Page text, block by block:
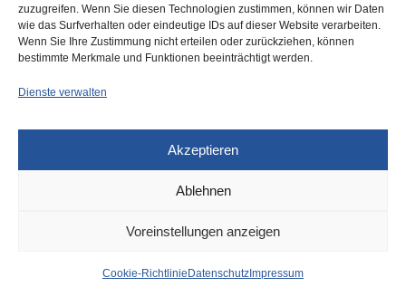
zuzugreifen. Wenn Sie diesen Technologien zustimmen, können wir Daten
wie das Surfverhalten oder eindeutige IDs auf dieser Website verarbeiten.
Wenn Sie Ihre Zustimmung nicht erteilen oder zurückziehen, können
bestimmte Merkmale und Funktionen beeinträchtigt werden.
Dienste verwalten
Akzeptieren
Ablehnen
Voreinstellungen anzeigen
Cookie-Richtlinie Datenschutz Impressum
IMPRESSUM DATENSCHUTZ COOKIE-RICHTLINIE (EU)